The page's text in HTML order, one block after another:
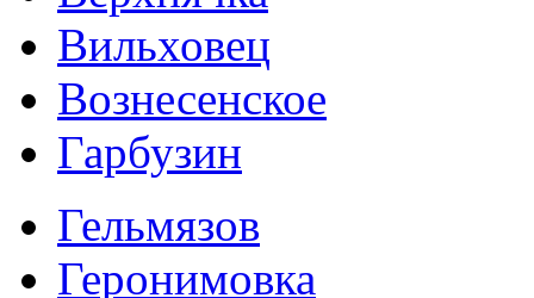
Вильховец
Вознесенское
Гарбузин
Гельмязов
Геронимовка